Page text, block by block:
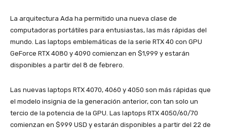
La arquitectura Ada ha permitido una nueva clase de
computadoras portátiles para entusiastas, las más rápidas del
mundo. Las laptops emblemáticas de la serie RTX 40 con GPU
GeForce RTX 4080 y 4090 comienzan en $1,999 y estarán
disponibles a partir del 8 de febrero.
Las nuevas laptops RTX 4070, 4060 y 4050 son más rápidas que
el modelo insignia de la generación anterior, con tan solo un
tercio de la potencia de la GPU. Las laptops RTX 4050/60/70
comienzan en $999 USD y estarán disponibles a partir del 22 de